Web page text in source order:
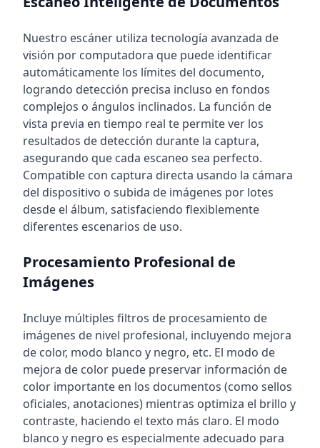
Nuestro escáner utiliza tecnología avanzada de
visión por computadora que puede identificar
automáticamente los límites del documento,
logrando detección precisa incluso en fondos
complejos o ángulos inclinados. La función de
vista previa en tiempo real te permite ver los
resultados de detección durante la captura,
asegurando que cada escaneo sea perfecto.
Compatible con captura directa usando la cámara
del dispositivo o subida de imágenes por lotes
desde el álbum, satisfaciendo flexiblemente
diferentes escenarios de uso.
Procesamiento Profesional de
Imágenes
Incluye múltiples filtros de procesamiento de
imágenes de nivel profesional, incluyendo mejora
de color, modo blanco y negro, etc. El modo de
mejora de color puede preservar información de
color importante en los documentos (como sellos
oficiales, anotaciones) mientras optimiza el brillo y
contraste, haciendo el texto más claro. El modo
blanco y negro es especialmente adecuado para